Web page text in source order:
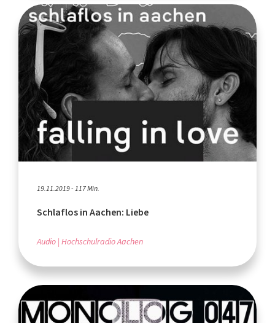
19.11.2019 - 117 Min.
Schlaflos in Aachen: Liebe
Audio Hochschulradio Aachen